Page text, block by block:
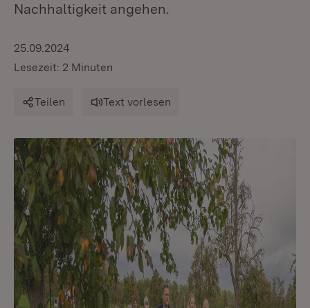
Nachhaltigkeit angehen.
25.09.2024
Lesezeit: 2 Minuten
Teilen Text vorlesen